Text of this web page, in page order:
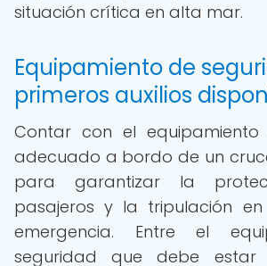
situación crítica en alta mar.
Equipamiento de
primeros auxilios
Contar con el
adecuado a bordo de un
para garantizar la
pasajeros y la tripulación
emergencia. Entre el
seguridad que debe estar